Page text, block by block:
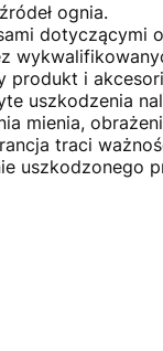
ognia.
dotyczącymi
produkt i
uszkodzenia
mienia,
traci
uszkodzonego